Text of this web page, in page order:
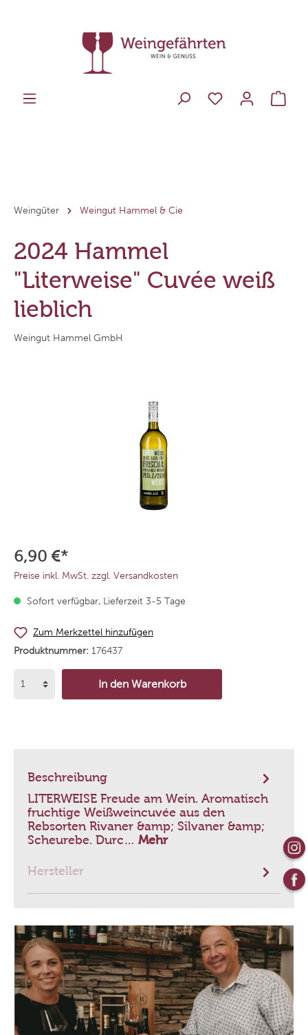
Weingüter Weingut Hammel & Cie
2024 Hammel
"Literweise" Cuvée weiß
lieblich
Weingut Hammel GmbH
6,90 €*
Preise inkl. MwSt. zzgl. Versandkosten
Sofort verfügbar, Lieferzeit 3-5 Tage
Zum Merkzettel hinzufügen
Produktnummer: 176437
In den Warenkorb
Beschreibung
LITERWEISE Freude am Wein. Aromatisch
fruchtige Weißweincuvée aus den
Rebsorten Rivaner &amp; Silvaner &amp;
Scheurebe. Durc… Mehr
Hersteller